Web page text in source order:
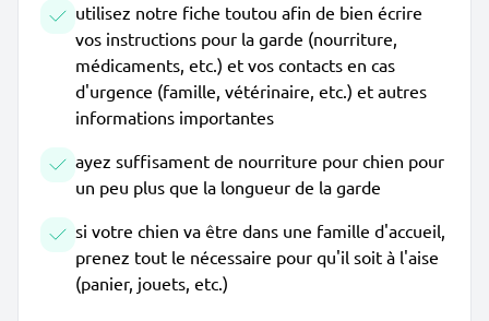
utilisez notre fiche toutou afin de bien écrire
vos instructions pour la garde (nourriture,
médicaments, etc.) et vos contacts en cas
d'urgence (famille, vétérinaire, etc.) et autres
informations importantes
ayez suffisament de nourriture pour chien pour
un peu plus que la longueur de la garde
si votre chien va être dans une famille d'accueil,
prenez tout le nécessaire pour qu'il soit à l'aise
(panier, jouets, etc.)